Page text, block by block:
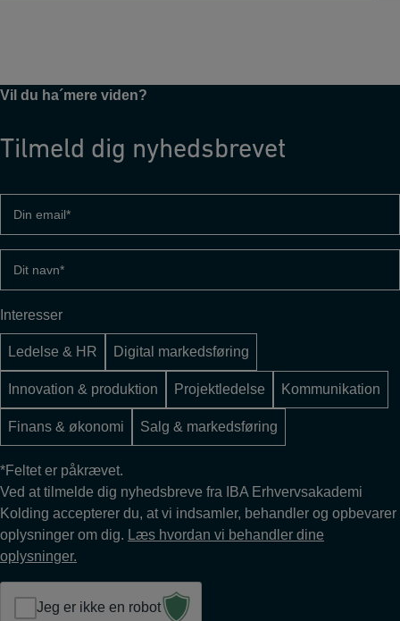
Vil du ha´mere viden?
Tilmeld dig nyhedsbrevet
(Påkrævet)
Interesser
Ledelse & HR Digital markedsføring
Innovation & produktion Projektledelse Kommunikation
Finans & økonomi Salg & markedsføring
*Feltet er påkrævet.
Ved at tilmelde dig nyhedsbreve fra IBA Erhvervsakademi
Kolding accepterer du, at vi indsamler, behandler og opbevarer
oplysninger om dig. Læs hvordan vi behandler dine
oplysninger.
Jeg er ikke en robot